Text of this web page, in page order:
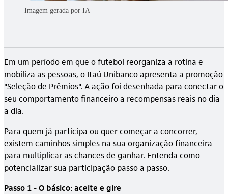
Imagem gerada por IA
Em um período em que o futebol reorganiza a rotina e
mobiliza as pessoas, o Itaú Unibanco apresenta a promoção
"Seleção de Prêmios". A ação foi desenhada para conectar o
seu comportamento financeiro a recompensas reais no dia
a dia.
Para quem já participa ou quer começar a concorrer,
existem caminhos simples na sua organização financeira
para multiplicar as chances de ganhar. Entenda como
potencializar sua participação passo a passo.
Passo 1 - O básico: aceite e gire